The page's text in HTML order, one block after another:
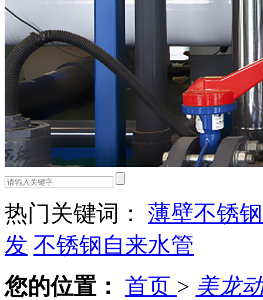
热门关键词： 薄壁不锈
发 不锈钢自来水管
您的位置： 首页 > 美龙